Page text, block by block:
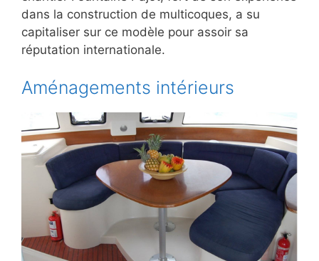
dans la construction de multicoques, a su
capitaliser sur ce modèle pour assoir sa
réputation internationale.
Aménagements intérieurs